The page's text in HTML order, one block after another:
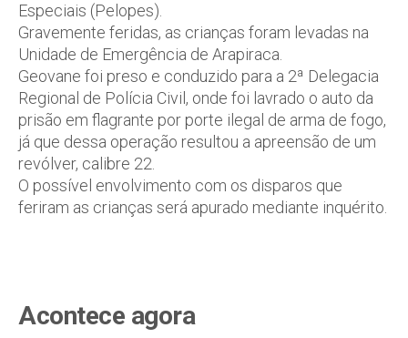
Especiais (Pelopes).
Gravemente feridas, as crianças foram levadas na
Unidade de Emergência de Arapiraca.
Geovane foi preso e conduzido para a 2ª Delegacia
Regional de Polícia Civil, onde foi lavrado o auto da
prisão em flagrante por porte ilegal de arma de fogo,
já que dessa operação resultou a apreensão de um
revólver, calibre 22.
O possível envolvimento com os disparos que
feriram as crianças será apurado mediante inquérito.
Acontece agora